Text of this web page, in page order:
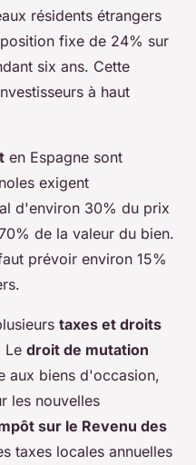
résidents étrangers
fixe de 24% sur
six ans. Cette
à haut
en Espagne sont
exigent
d'environ 30% du prix
de la valeur du bien.
prévoir environ 15%
taxes et droits
Le droit de mutation
aux biens d'occasion,
les nouvelles
sur le Revenu des
taxes locales annuelles